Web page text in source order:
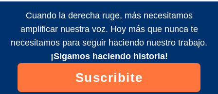
Cuando la derecha ruge, más necesitamos
amplificar nuestra voz. Hoy más que nunca te
necesitamos para seguir haciendo nuestro trabajo.
¡Sigamos haciendo historia!
Suscribite